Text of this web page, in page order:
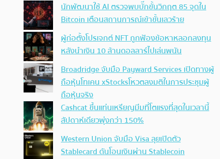
นักพัฒนาใช้ AI ตรวจพบบั๊กขั้นวิกฤต 85 จุดใน
Bitcoin เตือนสถานการณ์เข้าขั้นเลวร้าย
ผู้ก่อตั้งโปรเจกต์ NFT ถูกฟ้องข้อหาหลอกลงทุน
หลังนำเงิน 10 ล้านดอลลาร์ไปเล่นพนัน
Broadridge จับมือ Payward Services เปิดทางผู้
ถือหุ้นโทเคน xStocksโหวตลงมติในการประชุมผู้
ถือหุ้นจริง
Cashcat ขึ้นแท่นเหรียญมีมที่โตแรงที่สุดในเวลานี้
สัปดาห์เดียวพุ่งกว่า 150%
Western Union จับมือ Visa ลุยเปิดตัว
Stablecard ดันโอนเงินผ่าน Stablecoin